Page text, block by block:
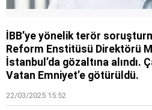
İBB’ye yönelik terör
Reform Enstitüsü Direktörü
İstanbul’da gözaltına alındı.
Vatan Emniyet’e götürüldü.
22/03/2025 15:52